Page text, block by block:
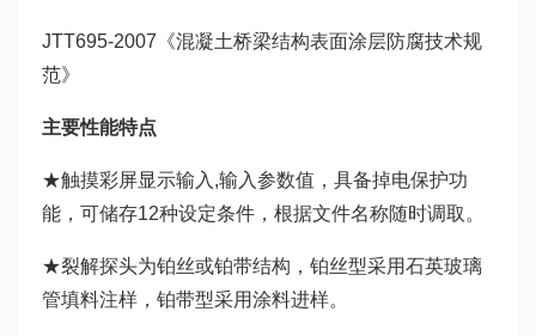
JTT695-2007《混凝土桥梁结构表面涂层防腐技术规
范》
主要性能特点
★触摸彩屏显示输入,输入参数值，具备掉电保护功
能，可储存12种设定条件，根据文件名称随时调取。
★裂解探头为铂丝或铂带结构，铂丝型采用石英玻璃
管填料注样，铂带型采用涂料进样。